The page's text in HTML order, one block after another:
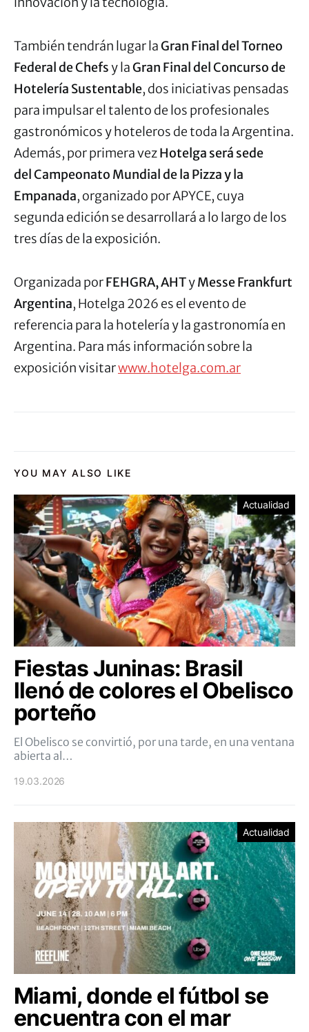
También tendrán lugar laGran Final del Torneo
Federal de Chefsy laGran Final del Concurso de
Hotelería Sustentable, dos iniciativas pensadas
para impulsar el talento de los profesionales
gastronómicos y hoteleros de toda la Argentina.
Además, por primera vezHotelga será sede
delCampeonato Mundial de la Pizza y la
Empanada, organizado por APYCE, cuya
segunda edición se desarrollará a lo largo de los
tres días de la exposición.
Organizada porFEHGRA, AHTyMesse Frankfurt
Argentina, Hotelga 2026 es el evento de
referencia para la hotelería y la gastronomía en
Argentina. Para más información sobre la
exposición visitarwww.hotelga.com.ar
YOU MAY ALSO LIKE
Actualidad
Fiestas Juninas: Brasil
llenó de colores el Obelisco
porteño
El Obelisco se convirtió, por una tarde, en una ventana
abierta al…
19.03.2026
Actualidad
Miami, donde el fútbol se
encuentra con el mar